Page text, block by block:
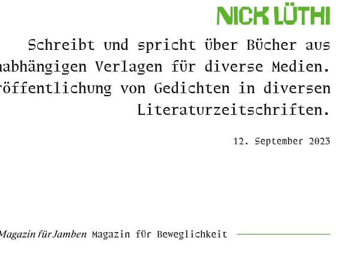
Nick Lüthi
Schreibt und spricht über Bücher aus
Verlagen für diverse Medien.
von Gedichten in diversen
Literaturzeitschriften.
12. September 2023
für Jamben Magazin für Beweglichkeit